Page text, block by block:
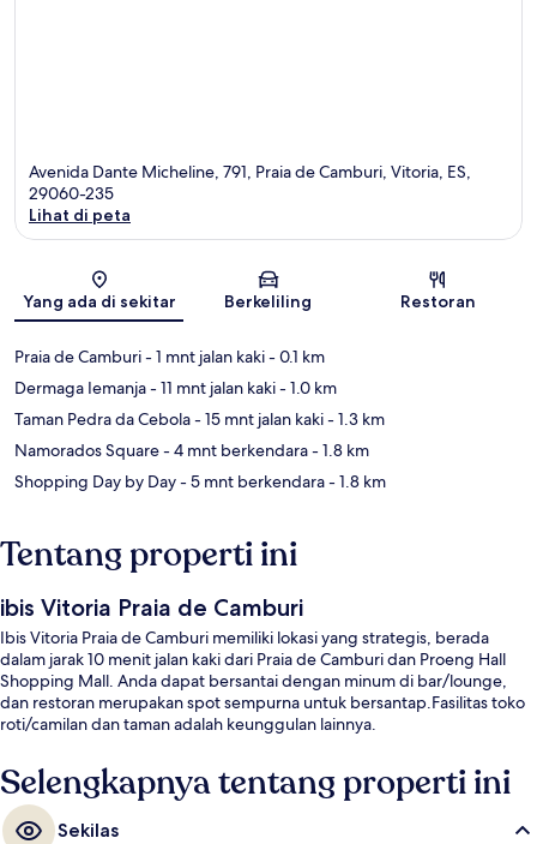
Avenida Dante Micheline, 791, Praia de Camburi, Vitoria, ES,
29060-235
Lihat di peta
Yang ada di sekitar Berkeliling Restoran
Praia de Camburi- 1 mnt jalan kaki- 0.1 km
Dermaga Iemanja- 11 mnt jalan kaki- 1.0 km
Taman Pedra da Cebola- 15 mnt jalan kaki- 1.3 km
Namorados Square- 4 mnt berkendara- 1.8 km
Shopping Day by Day- 5 mnt berkendara- 1.8 km
Tentang properti ini
ibis Vitoria Praia de Camburi
Ibis Vitoria Praia de Camburi memiliki lokasi yang strategis, berada
dalam jarak 10 menit jalan kaki dari Praia de Camburi dan Proeng Hall
Shopping Mall. Anda dapat bersantai dengan minum di bar/lounge,
dan restoran merupakan spot sempurna untuk bersantap.Fasilitas toko
roti/camilan dan taman adalah keunggulan lainnya.
Selengkapnya tentang properti ini
Sekilas